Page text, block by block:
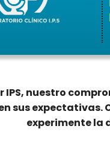
IPS, nuestro
sus expectativas.
experimente la